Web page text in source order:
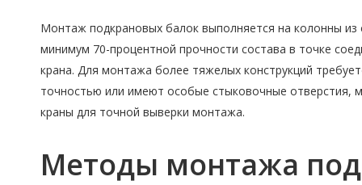
Монтаж подкрановых балок выполняется на колонны
минимум 70-процентной прочности состава в точке
крана. Для монтажа более тяжелых конструкций
точностью или имеют особые стыковочные отверстия,
краны для точной выверки монтажа.
Методы монтажа